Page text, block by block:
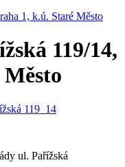
1, k.ú. Staré Město
119/14,
119_14
ul. Pařížská